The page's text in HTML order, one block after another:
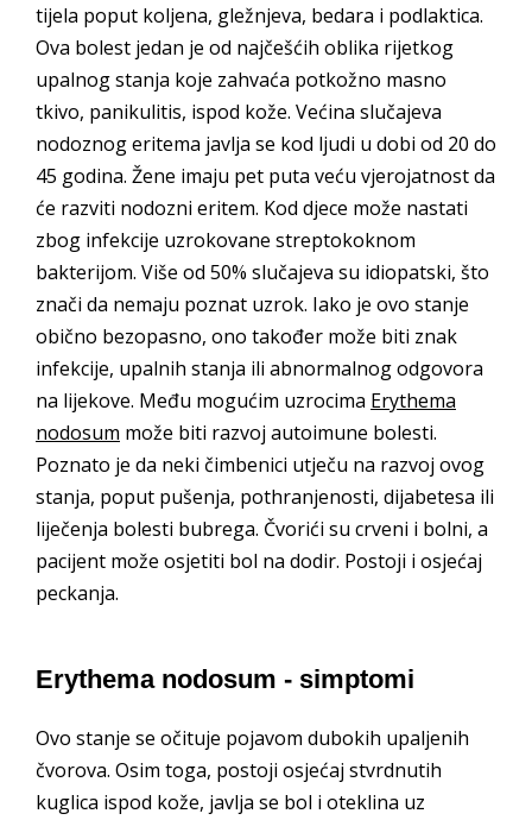
tijela poput koljena, gležnjeva, bedara i podlaktica.
Ova bolest jedan je od najčešćih oblika rijetkog
upalnog stanja koje zahvaća potkožno masno
tkivo, panikulitis, ispod kože. Većina slučajeva
nodoznog eritema javlja se kod ljudi u dobi od 20 do
45 godina. Žene imaju pet puta veću vjerojatnost da
će razviti nodozni eritem. Kod djece može nastati
zbog infekcije uzrokovane streptokoknom
bakterijom. Više od 50% slučajeva su idiopatski, što
znači da nemaju poznat uzrok. Iako je ovo stanje
obično bezopasno, ono također može biti znak
infekcije, upalnih stanja ili abnormalnog odgovora
na lijekove. Među mogućim uzrocima Erythema
nodosum može biti razvoj autoimune bolesti.
Poznato je da neki čimbenici utječu na razvoj ovog
stanja, poput pušenja, pothranjenosti, dijabetesa ili
liječenja bolesti bubrega. Čvorići su crveni i bolni, a
pacijent može osjetiti bol na dodir. Postoji i osjećaj
peckanja.
Erythema nodosum - simptomi
Ovo stanje se očituje pojavom dubokih upaljenih
čvorova. Osim toga, postoji osjećaj stvrdnutih
kuglica ispod kože, javlja se bol i oteklina uz